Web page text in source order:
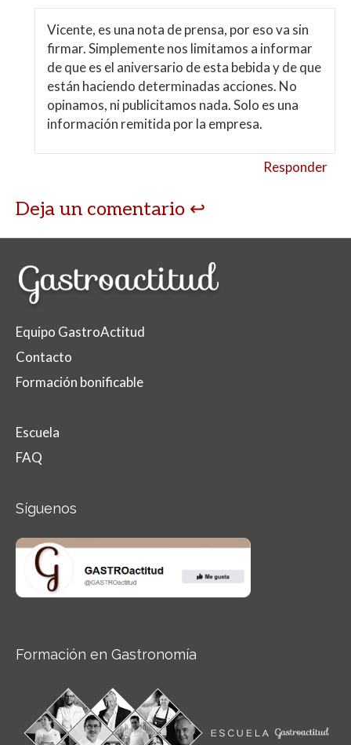
Vicente, es una nota de prensa, por eso va sin
firmar. Simplemente nos limitamos a informar
de que es el aniversario de esta bebida y de que
están haciendo determinadas acciones. No
opinamos, ni publicitamos nada. Solo es una
información remitida por la empresa.
Responder
Deja un comentario
Equipo GastroActitud
Contacto
Formación bonificable
Escuela
FAQ
Síguenos
Formación en Gastronomía